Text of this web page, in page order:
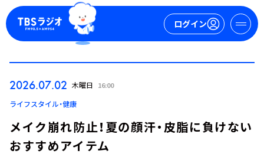
ログイン
ログイン
2026.07.02 木曜日 16:00
ライフスタイル・健康
メイク崩れ防止！夏の顔汗・皮脂に負けない
おすすめアイテム